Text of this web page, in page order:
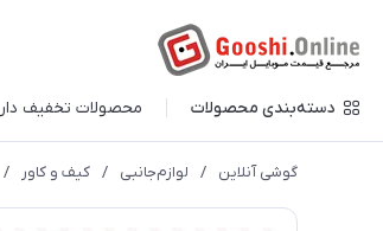
دسته‌بندی محصولات محصولات تخفیف دار
گوشی آنلاین / لوازم‌جانبی / کیف و کاور /